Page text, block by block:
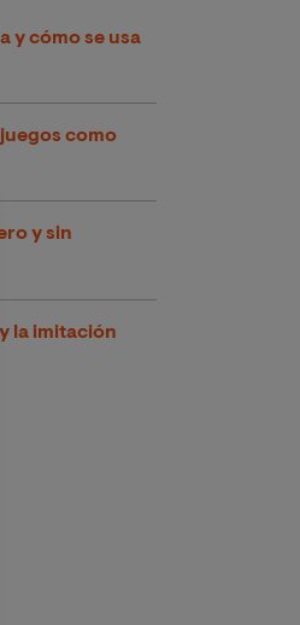
y cómo se usa
como
y sin
la imitación